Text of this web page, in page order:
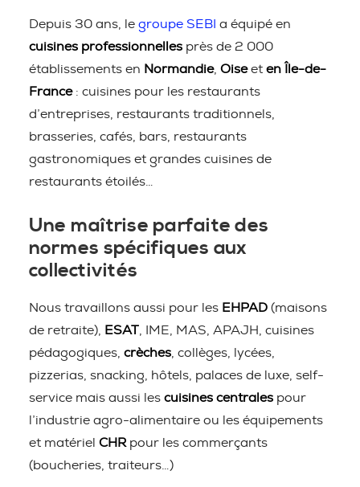
Depuis 30 ans, le groupe SEBI a équipé en
cuisines professionnelles près de 2 000
établissements en Normandie, Oiseet en Île-de-
France: cuisines pour les restaurants
d’entreprises, restaurants traditionnels,
brasseries, cafés, bars, restaurants
gastronomiques et grandes cuisines de
restaurants étoilés…
Une maîtrise parfaite des
normes spécifiques aux
collectivités
Nous travaillons aussi pour les EHPAD (maisons
de retraite),
ESAT , IME, MAS, APAJH, cuisines
pédagogiques, crèches , collèges, lycées,
pizzerias, snacking, hôtels, palaces de luxe, self-
service mais aussi les cuisines centrales pour
l’industrie agro-alimentaire ou les équipements
et matériel CHR pour les commerçants
(boucheries, traiteurs…)